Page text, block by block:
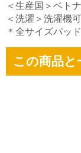
＜生産国＞ベト
＜洗濯＞洗濯機
＊全サイズパッ
この商品